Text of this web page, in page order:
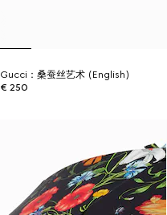
Gucci：桑蚕丝艺术 (English)
€ 250